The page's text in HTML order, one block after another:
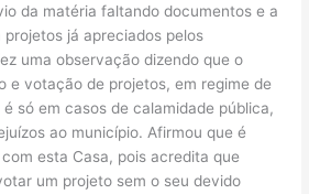
da matéria faltando documentos e a
já apreciados pelos
uma observação dizendo que o
e votação de projetos, em regime de
só em casos de calamidade pública,
ao município. Afirmou que é
esta Casa, pois acredita que
um projeto sem o seu devido